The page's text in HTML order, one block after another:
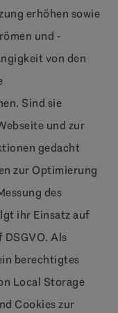
erhöhen sowie
und -
von den
Sind sie
und zur
gedacht
zur Optimierung
des
ihr Einsatz auf
DSGVO. Als
berechtigtes
Local Storage
Cookies zur